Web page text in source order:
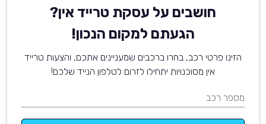
חושבים על עסקת טרייד אין?
הגעתם למקום הנכון!
הזינו פרטי רכב, בחרו ברכבים שמעניינים אתכם, והצעות טרייד
אין מסוכנויות יתחילו לזרום לטלפון הנייד שלכם!
מספר רכב